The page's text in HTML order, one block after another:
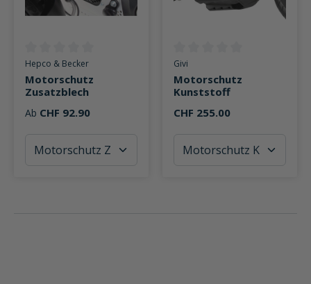
Durchschnittliche Bewertung von 0 von 5 Sternen
Hepco & Becker
Motorschutz
Zusatzblech
Ab CHF 92.90
Durchschnittliche Bewertung
Givi
Motorschutz
Kunststoff
CHF 255.00